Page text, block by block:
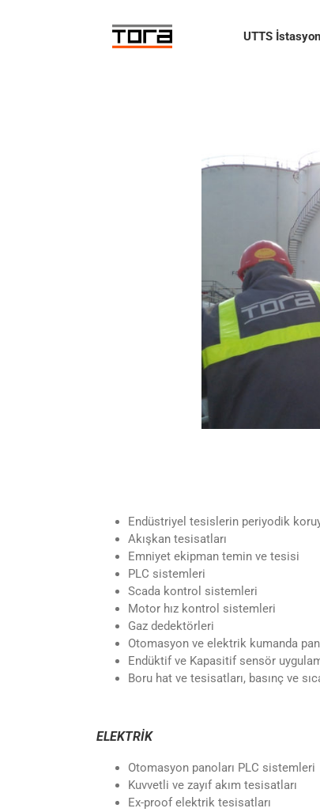
UTTS
Endüstriyel tesislerin periyodik
Akışkan tesisatları
Emniyet ekipman temin ve tesisi
PLC sistemleri
Scada kontrol sistemleri
Motor hız kontrol sistemleri
Gaz dedektörleri
Otomasyon ve elektrik kumanda
Endüktif ve Kapasitif sensör
Boru hat ve tesisatları, basınç ve
ELEKTRİK
Otomasyon panoları PLC sistemleri
Kuvvetli ve zayıf akım tesisatları
Ex-proof elektrik tesisatları